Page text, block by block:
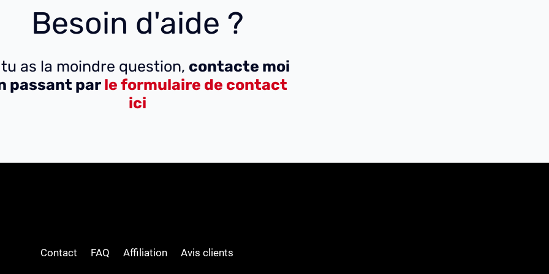
Besoin d'aide ?
as la moindre question, contacte moi
passant par le formulaire de contact
ici
Contact FAQ Affiliation Avis clients